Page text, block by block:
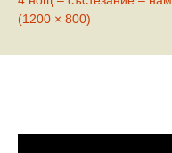
(1200 × 800)